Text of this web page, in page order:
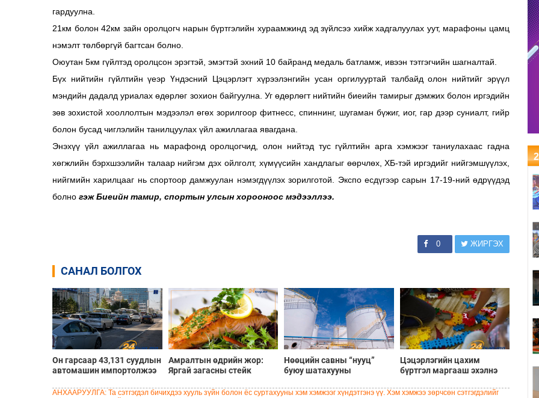
гардуулна.
21км болон 42км зайн оролцогч нарын бүртгэлийн хураамжинд эд зүйлсээ хийж хадгалуулах уут, марафоны цамц
нэмэлт төлбөргүй багтсан болно.
Оюутан 5км гүйлтэд оролцсон эрэгтэй, эмэгтэй эхний 10 байранд медаль батламж, ивээн тэтгэгчийн шагналтай.
Бүх нийтийн гүйлтийн үеэр Үндэсний Цэцэрлэгт хүрээлэнгийн усан оргилууртай талбайд олон нийтийг эрүүл
мэндийн дадалд уриалах өдөрлөг зохион байгуулна. Уг өдөрлөгт нийтийн биеийн тамирыг дэмжих болон иргэдийн
зөв зохистой хооллолтын мэдээлэл өгөх зорилгоор фитнесс, спиннинг, шугаман бүжиг, иог, гар дээр суниалт, гийр
болон бусад чиглэлийн танилцуулах үйл ажиллагаа явагдана.
Энэхүү үйл ажиллагаа нь марафонд оролцогчид, олон нийтэд тус гүйлтийн арга хэмжээг таниулахаас гадна
хөгжлийн бэрхшээлийн талаар нийгэм дэх ойлголт, хүмүүсийн хандлагыг өөрчлөх, ХБ-тэй иргэдийг нийгэмшүүлэх,
нийгмийн харилцааг нь спортоор дамжуулан нэмэгдүүлэх зорилготой. Экспо есдүгээр сарын 17-19-ний өдрүүдэд
болно гэж Биеийн тамир, спортын улсын хорооноос мэдээллээ.
0 ЖИРГЭХ
САНАЛ БОЛГОХ
Он гарсаар 43,131 суудлын
автомашин импортолжээ
Амралтын өдрийн жор:
Яргай загасны стейк
Нөөцийн савны “нууц”
буюу шатахууны
хувийн зээл
Цэцэрлэгийн цахим
бүртгэл маргааш эхэлнэ
АНХААРУУЛГА: Та сэтгэгдэл бичихдээ хууль зүйн болон ёс суртахууны хэм хэмжээг хүндэтгэнэ үү. Хэм хэмжээ зөрчсөн сэтгэгдэлийг